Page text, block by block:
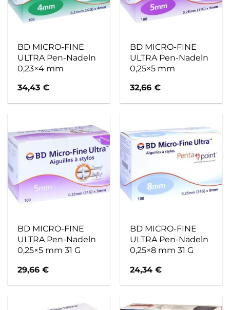
BD MICRO-FINE
ULTRA Pen-Nadeln
0,23×4 mm
34,43€
BD MICRO-FINE
ULTRA Pen-Nadeln
0,25×5 mm
32,66€
BD MICRO-FINE
ULTRA Pen-Nadeln
0,25×5 mm 31 G
29,66€
BD MICRO-FINE
ULTRA Pen-Nadeln
0,25×8 mm 31 G
24,34€